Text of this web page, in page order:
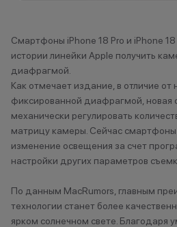
Тюмень
У
Ульяновск
Уфа
Уфа, Инорс
Уфа, Нагаево
Х
Смартфоны iPhone 18 Pro и iPhone
истории линейки Apple получить
диафрагмой.
Как отмечает издание, в отличие
фиксированной диафрагмой, новая
механически регулировать
матрицу камеры. Сейчас
изменение освещения за счет
настройки других параметров
По данным MacRumors, главным
технологии станет более
ярком солнечном свете. Благодаря